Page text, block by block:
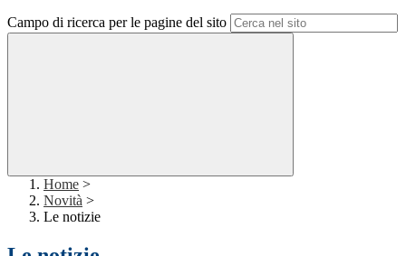
Campo di ricerca per le pagine del sito
Home >
Novità >
Le notizie